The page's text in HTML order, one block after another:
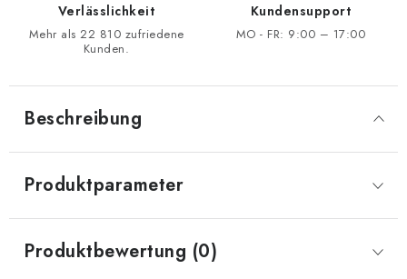
Verlässlichkeit
Mehr als 22 810 zufriedene
Kunden.
Kundensupport
MO - FR: 9:00 – 17:00
Beschreibung
Produktparameter
Produktbewertung (0)